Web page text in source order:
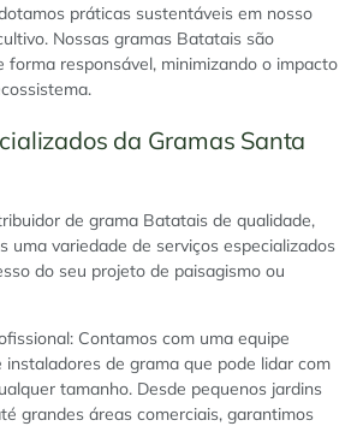
práticas sustentáveis em nosso
Nossas gramas Batatais são
forma responsável, minimizando o impacto
da Gramas Santa
de grama Batatais de qualidade,
uma variedade de serviços especializados
do seu projeto de paisagismo ou
Contamos com uma equipe
instaladores de grama que pode lidar com
tamanho. Desde pequenos jardins
grandes áreas comerciais, garantimos